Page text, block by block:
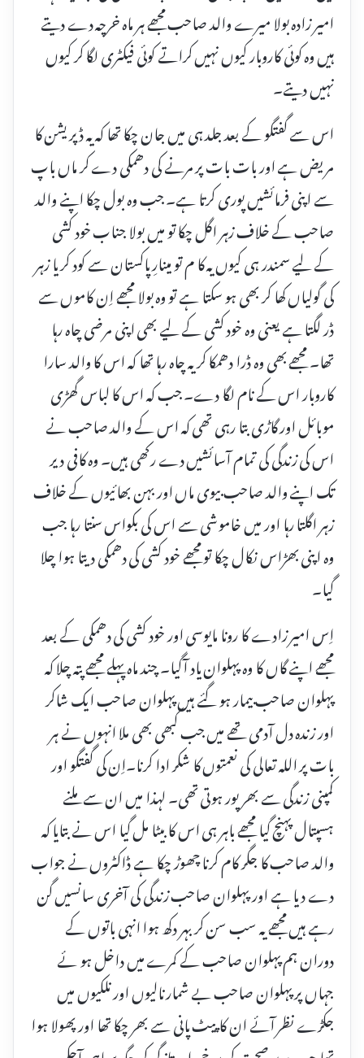
امیر زادہ بولا میرے والد صاحب مجھے ہر ماہ خرچہ دے دیتے
ہیں وہ کوئی کاروبار کیوں نہیں کراتے کوئی فیکٹری لگا کر کیوں
نہیں دیتے۔
اس سے گفتگو کے بعد جلد ہی میں جان چکا تھا کہ یہ ڈپریشن کا
مریض ہے اور بات بات پر مرنے کی دھمکی دے کر ماں باپ
سے اپنی فرمائشیں پوری کرتا ہے۔ جب وہ بول چکا اپنے والد
صاحب کے خلاف زہر اگل چکا تو میں بولا جناب خود کشی
کے لیے سمندر ہی کیوں یہ کا م تو مینارِ پاکستان سے کود کر یا زہر
کی گولیاں کھا کر بھی ہو سکتا ہے تو وہ بولا مجھے اِن کاموں سے
ڈر لگتا ہے یعنی وہ خود کشی کے لیے بھی اپنی مرضی چاہ رہا
تھا۔ مجھے بھی وہ ڈرا دھمکا کر یہ چاہ رہا تھا کہ اس کا والد سارا
کاروبار اس کے نام لگا دے۔ جب کہ اس کا لباس گھڑی
موبائل اور گاڑی بتا رہی تھی کہ اس کے والد صاحب نے
اس کی زندگی کی تمام آسائشیں دے رکھی ہیں۔ وہ کافی دیر
تک اپنے والد صاحب بیوی ماں اور بہن بھائیوں کے خلاف
زہر اگلتا رہا اور میں خاموشی سے اس کی بکواس سنتا رہا جب
وہ اپنی بھڑاس نکال چکا تو مجھے خود کشی کی دھمکی دیتا ہوا چلا
گیا۔
اِس امیر زادے کا رونا مایوسی اور خود کشی کی دھمکی کے بعد
مجھے اپنے گاں کا وہ پہلوان یاد آگیا۔ چند ماہ پہلے مجھے پتہ چلا کہ
پہلوان صاحب بیمار ہو گئے ہیں پہلوان صاحب ایک شاکر
اور زندہ دل آدمی تھے میں جب کبھی بھی ملا انہوں نے ہر
بات پر اللہ تعالی کی نعمتوں کا شکر ادا کرنا۔اِن کی گفتگو اور
کمپنی زندگی سے بھر پور ہوتی تھی۔ لہذا میں ان سے ملنے
ہسپتال پہنچ گیا مجھے باہر ہی اس کا بیٹا مل گیا اس نے بتایا کہ
والد صاحب کا جگر کام کرنا چھوڑ چکا ہے ڈاکٹروں نے جواب
دے دیا ہے اور پہلوان صاحب زندگی کی آخری سانسیں گن
رہے ہیں مجھے یہ سب سن کر بہر دکھ ہوا انہی باتوں کے
دوران ہم پہلوان صاحب کے کمرے میں داخل ہو ئے
جہاں پر پہلوان صاحب بے شمار نالیوں اور نلکیوں میں
جکڑے نظر آئے ان کا پیٹ پانی سے بھر چکا تھا اور پھولا ہوا